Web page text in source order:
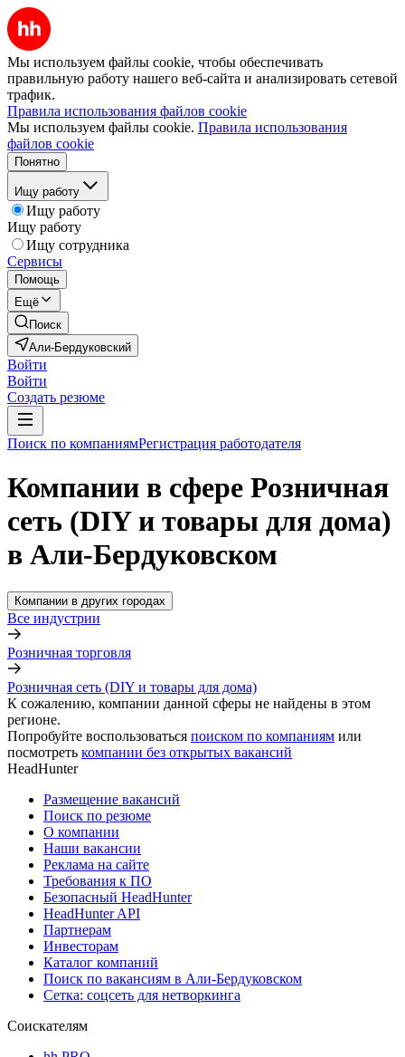
Мы используем файлы cookie, чтобы обеспечивать
правильную работу нашего веб-сайта и анализировать сетевой
трафик.
Правила использования файлов cookie
Мы используем файлы cookie. Правила использования
файлов cookie
Понятно
Ищу работу
Ищу работу
Ищу работу
Ищу сотрудника
Сервисы
Помощь
Ещё
Поиск
Али-Бердуковский
Войти
Войти
Создать резюме
Поиск по компаниямРегистрация работодателя
Компании в сфере Розничная
сеть (DIY и товары для дома)
в Али-Бердуковском
Компании в других городах
Все индустрии
Розничная торговля
Розничная сеть (DIY и товары для дома)
К сожалению, компании данной сферы не найдены в этом
регионе.
Попробуйте воспользоваться поиском по компаниям или
посмотреть компании без открытых вакансий
HeadHunter
Размещение вакансий
Поиск по резюме
О компании
Наши вакансии
Реклама на сайте
Требования к ПО
Безопасный HeadHunter
HeadHunter API
Партнерам
Инвесторам
Каталог компаний
Поиск по вакансиям в Али-Бердуковском
Сетка: соцсеть для нетворкинга
Соискателям